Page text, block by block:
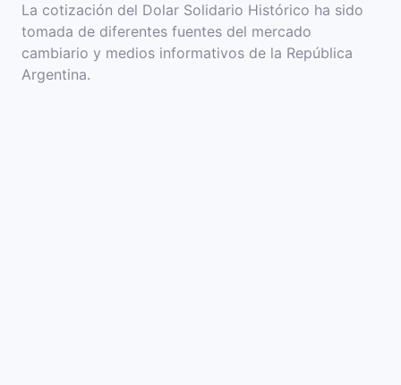
La cotización del Dolar Solidario Histórico ha sido
tomada de diferentes fuentes del mercado
cambiario y medios informativos de la República
Argentina.